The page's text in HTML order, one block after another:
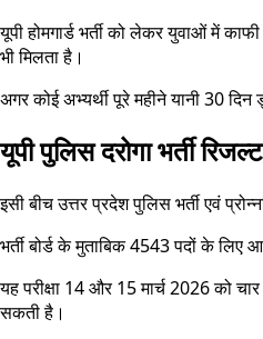
यूपी होमगार्ड भर्ती को लेकर युवाओं में
भी मिलता है।
अगर कोई अभ्यर्थी पूरे महीने यानी 30
यूपी पुलिस दरोगा भर्ती
इसी बीच उत्तर प्रदेश पुलिस भर्ती एवं
भर्ती बोर्ड के मुताबिक 4543 पदों के
यह परीक्षा 14 और 15 मार्च 2026 को
सकती है।